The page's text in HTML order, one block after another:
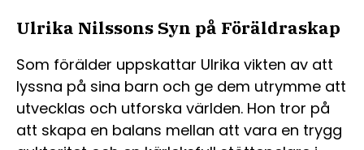
Ulrika Nilssons Syn på Föräldraskap
Som förälder uppskattar Ulrika vikten av att
lyssna på sina barn och ge dem utrymme att
utvecklas och utforska världen. Hon tror på
att skapa en balans mellan att vara en trygg